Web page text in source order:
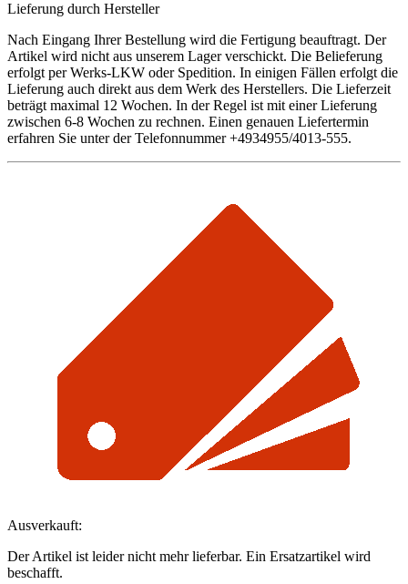
Lieferung durch Hersteller
Nach Eingang Ihrer Bestellung wird die Fertigung beauftragt. Der
Artikel wird nicht aus unserem Lager verschickt. Die Belieferung
erfolgt per Werks-LKW oder Spedition. In einigen Fällen erfolgt die
Lieferung auch direkt aus dem Werk des Herstellers. Die Lieferzeit
beträgt maximal 12 Wochen. In der Regel ist mit einer Lieferung
zwischen 6-8 Wochen zu rechnen. Einen genauen Liefertermin
erfahren Sie unter der Telefonnummer +4934955/4013-555.
Ausverkauft:
Der Artikel ist leider nicht mehr lieferbar. Ein Ersatzartikel wird
beschafft.